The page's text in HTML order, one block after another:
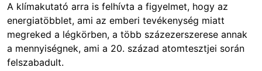
A klímakutató arra is felhívta a figyelmet, hogy az
energiatöbblet, ami az emberi tevékenység miatt
megreked a légkörben, a több százezerszerese annak
a mennyiségnek, ami a 20. század atomtesztjei során
felszabadult.